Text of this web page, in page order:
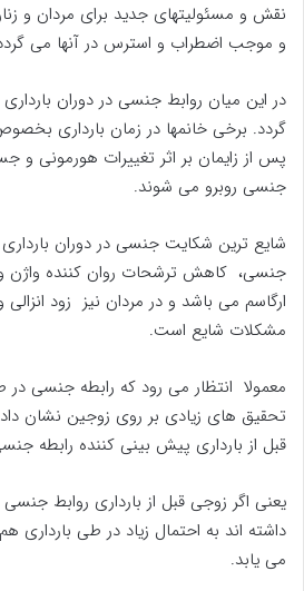
نقش و مسئولیتهای جدید برای مردان و
و موجب اضطراب و استرس در آنها می
در این میان روابط جنسی در دوران
گردد. برخی خانمها در زمان بارداری
پس از زایمان بر اثر تغییرات هورمونی
جنسی روبرو می شوند.
شایع ترین شکایت جنسی در دوران
جنسی، کاهش ترشحات روان کننده واژن و
ارگاسم می باشد و در مردان نیز زود
مشکلات شایع است.
معمولا انتظار می رود که رابطه جنسی در
تحقیق های زیادی بر روی زوجین نشان
قبل از بارداری پیش بینی کننده رابطه
یعنی اگر زوجی قبل از بارداری روابط
داشته اند به احتمال زیاد در طی بارداری
می یابد.